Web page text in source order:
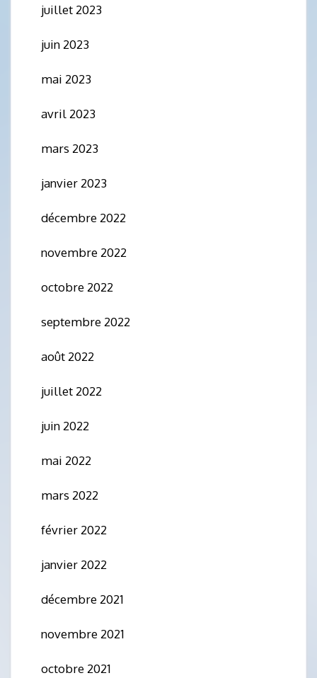
juillet 2023
juin 2023
mai 2023
avril 2023
mars 2023
janvier 2023
décembre 2022
novembre 2022
octobre 2022
septembre 2022
août 2022
juillet 2022
juin 2022
mai 2022
mars 2022
février 2022
janvier 2022
décembre 2021
novembre 2021
octobre 2021